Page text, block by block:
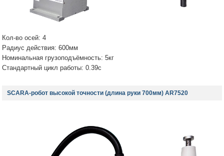
Кол-во осей: 4
Радиус действия: 600мм
Номинальная грузоподъёмность: 5кг
Стандартный цикл работы: 0.39с
SCARA-робот высокой точности (длина руки 700мм) AR7520